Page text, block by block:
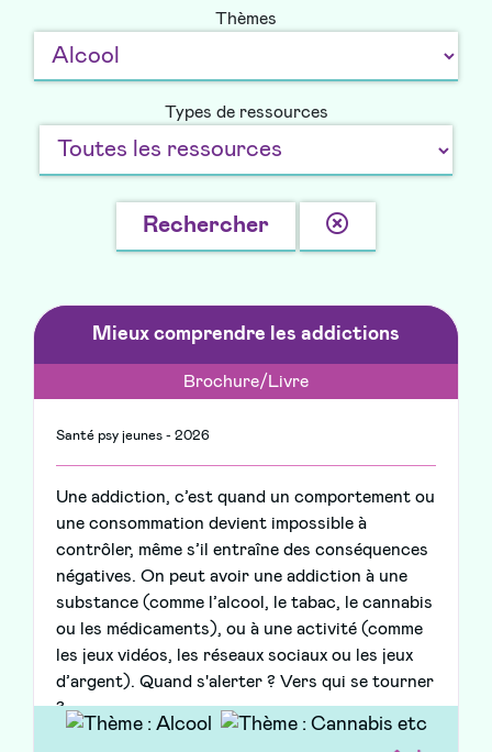
Thèmes
Types de ressources
Rechercher
la
Mieux comprendre les addictions
Brochure/Livre
Santé psy jeunes - 2026
Une addiction, c’est quand un comportement ou
une consommation devient impossible à
contrôler, même s’il entraîne des conséquences
négatives. On peut avoir une addiction à une
substance (comme l’alcool, le tabac, le cannabis
ou les médicaments), ou à une activité (comme
les jeux vidéos, les réseaux sociaux ou les jeux
d’argent). Quand s'alerter ? Vers qui se tourner
?